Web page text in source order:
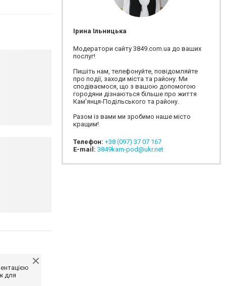
для
Ірина Ільницька
Модератори сайту 3849.com.ua до ваших
послуг!
Пишіть нам, телефонуйте, повідомляйте
про події, заходи міста та району. Ми
сподіваємося, що з вашою допомогою
городяни дізнаються більше про життя
Кам'янця-Подільського та району.
Разом із вами ми зробимо наше місто
кращим!
Телефон: +38 (097) 37 07 167
E-mail: 3849kam-pod@ukr.net